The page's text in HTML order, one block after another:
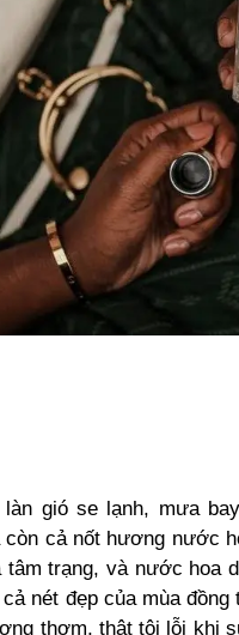
gió se lạnh, mưa
còn cả nốt hương nước
trạng, và nước hoa
nét đẹp của mùa
thơm, thật tội lỗi khi